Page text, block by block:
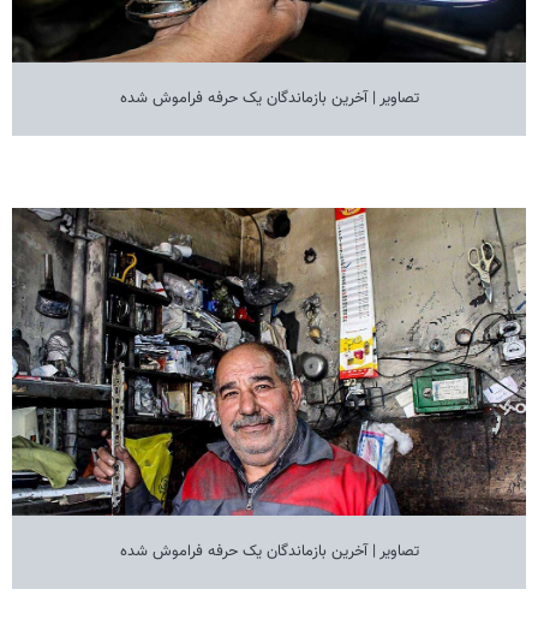
تصاویر | آخرین بازماندگان یک حرفه فراموش شده
تصاویر | آخرین بازماندگان یک حرفه فراموش شده